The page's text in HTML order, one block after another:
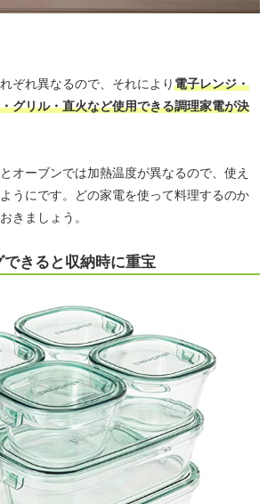
ぞれ異なるので、それにより電子レンジ・
グリル・直火など使用できる調理家電が決
オーブンでは加熱温度が異なるので、使え
うにです。どの家電を使って料理するのか
きましょう。
できると収納時に重宝